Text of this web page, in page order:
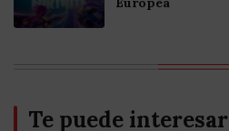
Te puede interesar